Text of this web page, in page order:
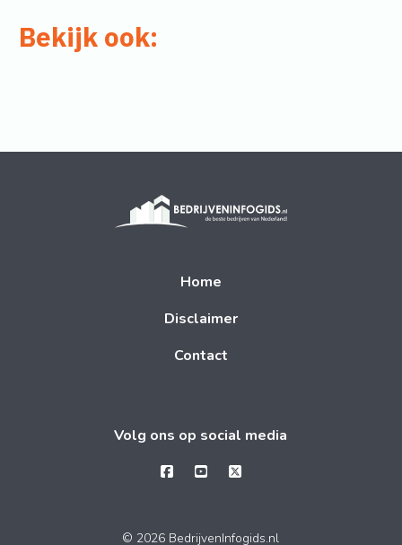
Bekijk ook:
Home
Disclaimer
Contact
Volg ons op social media
© 2026 BedrijvenInfogids.nl